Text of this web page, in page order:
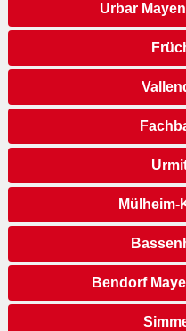
Urbar
Mülheim-
Bendorf